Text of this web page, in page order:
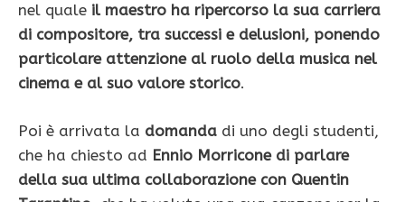
nel quale il maestro ha ripercorso la sua carriera
di compositore, tra successi e delusioni, ponendo
particolare attenzione al ruolo della musica nel
cinema e al suo valore storico.
Poi è arrivata la domanda di uno degli studenti,
che ha chiesto ad Ennio Morricone di parlare
della sua ultima collaborazione con Quentin